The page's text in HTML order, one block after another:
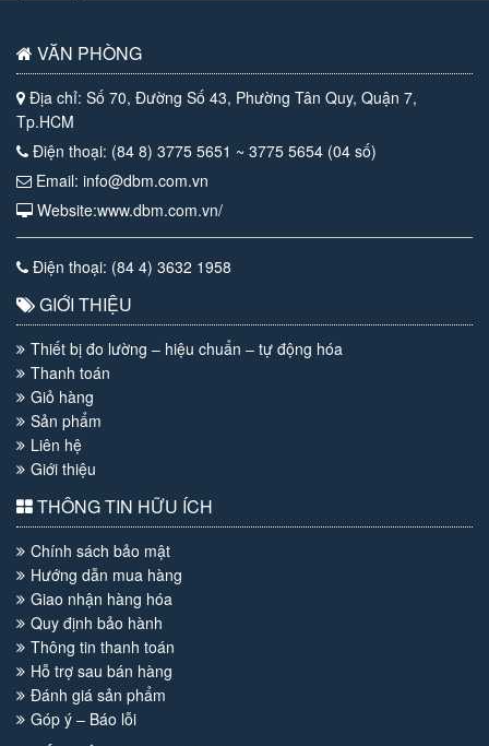
VĂN PHÒNG
Địa chỉ: Số 70, Đường Số 43, Phường Tân Quy, Quận 7,
Tp.HCM
Điện thoại: (84 8) 3775 5651 ~ 3775 5654 (04 số)
Email: info@dbm.com.vn
Website:www.dbm.com.vn/
Điện thoại: (84 4) 3632 1958
GIỚI THIỆU
Thiết bị đo lường – hiệu chuẩn – tự động hóa
Thanh toán
Giỏ hàng
Sản phẩm
Liên hệ
Giới thiệu
THÔNG TIN HỮU ÍCH
Chính sách bảo mật
Hướng dẫn mua hàng
Giao nhận hàng hóa
Quy định bảo hành
Thông tin thanh toán
Hỗ trợ sau bán hàng
Đánh giá sản phẩm
Góp ý – Báo lỗi